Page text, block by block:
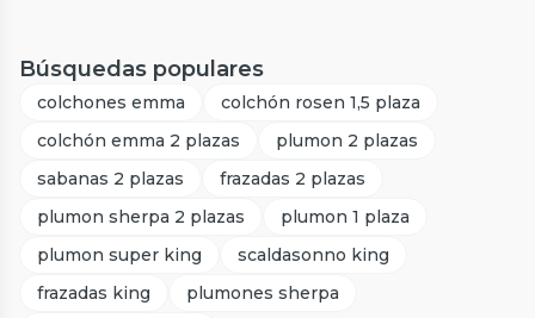
Búsquedas populares
colchones emma
colchón rosen 1,5 plaza
colchón emma 2 plazas
plumon 2 plazas
sabanas 2 plazas
frazadas 2 plazas
plumon sherpa 2 plazas
plumon 1 plaza
plumon super king
scaldasonno king
frazadas king
plumones sherpa